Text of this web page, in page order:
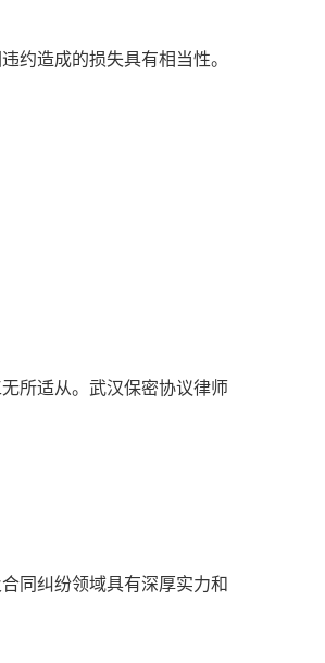
约造成的损失具有相当性。
所适从。武汉保密协议律师
同纠纷领域具有深厚实力和